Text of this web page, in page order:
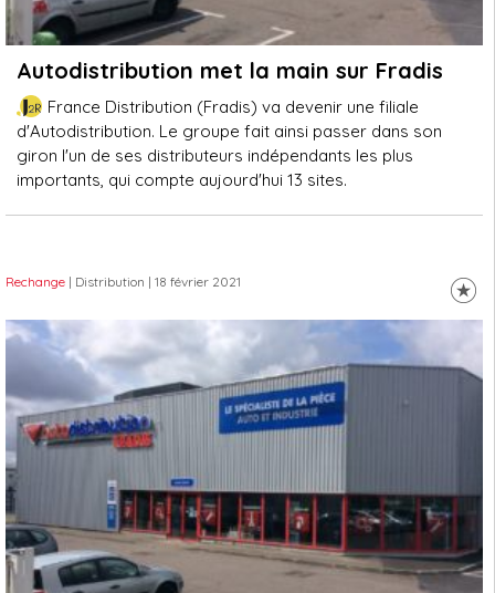
Autodistribution met la main sur Fradis
France Distribution (Fradis) va devenir une filiale
d'Autodistribution. Le groupe fait ainsi passer dans son
giron l'un de ses distributeurs indépendants les plus
importants, qui compte aujourd'hui 13 sites.
Rechange | Distribution | 18 février 2021